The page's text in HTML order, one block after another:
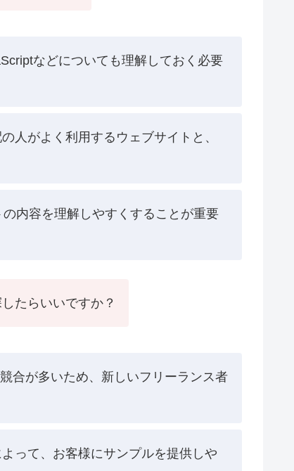
などについても理解しておく必要
人がよく利用するウェブサイトと、
内容を理解しやすくすることが重要
たらいいですか？
合が多いため、新しいフリーランス者
って、お客様にサンプルを提供しや